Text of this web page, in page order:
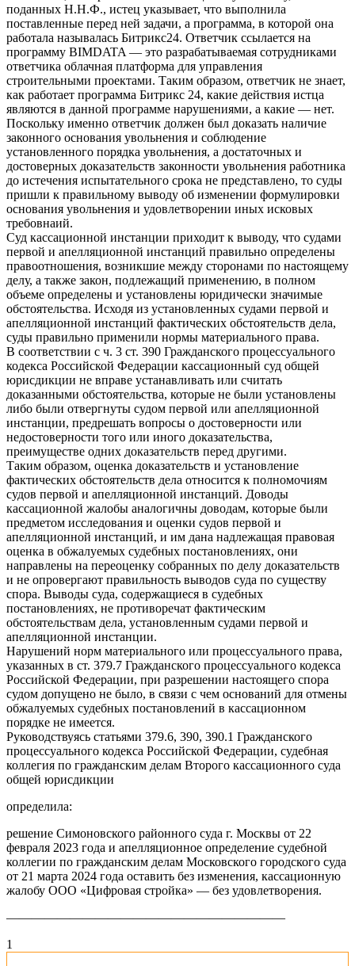
поданных Н.Н.Ф., истец указывает, что выполнила
поставленные перед ней задачи, а программа, в которой она
работала называлась Битрикс24. Ответчик ссылается на
программу BIMDATA — это разрабатываемая сотрудниками
ответчика облачная платформа для управления
строительными проектами. Таким образом, ответчик не знает,
как работает программа Битрикс 24, какие действия истца
являются в данной программе нарушениями, а какие — нет.
Поскольку именно ответчик должен был доказать наличие
законного основания увольнения и соблюдение
установленного порядка увольнения, а достаточных и
достоверных доказательств законности увольнения работника
до истечения испытательного срока не представлено, то суды
пришли к правильному выводу об изменении формулировки
основания увольнения и удовлетворении иных исковых
требовнаий.
Суд кассационной инстанции приходит к выводу, что судами
первой и апелляционной инстанций правильно определены
правоотношения, возникшие между сторонами по настоящему
делу, а также закон, подлежащий применению, в полном
объеме определены и установлены юридически значимые
обстоятельства. Исходя из установленных судами первой и
апелляционной инстанций фактических обстоятельств дела,
суды правильно применили нормы материального права.
В соответствии с ч. 3 ст. 390 Гражданского процессуального
кодекса Российской Федерации кассационный суд общей
юрисдикции не вправе устанавливать или считать
доказанными обстоятельства, которые не были установлены
либо были отвергнуты судом первой или апелляционной
инстанции, предрешать вопросы о достоверности или
недостоверности того или иного доказательства,
преимуществе одних доказательств перед другими.
Таким образом, оценка доказательств и установление
фактических обстоятельств дела относится к полномочиям
судов первой и апелляционной инстанций. Доводы
кассационной жалобы аналогичны доводам, которые были
предметом исследования и оценки судов первой и
апелляционной инстанций, и им дана надлежащая правовая
оценка в обжалуемых судебных постановлениях, они
направлены на переоценку собранных по делу доказательств
и не опровергают правильность выводов суда по существу
спора. Выводы суда, содержащиеся в судебных
постановлениях, не противоречат фактическим
обстоятельствам дела, установленным судами первой и
апелляционной инстанции.
Нарушений норм материального или процессуального права,
указанных в ст. 379.7 Гражданского процессуального кодекса
Российской Федерации, при разрешении настоящего спора
судом допущено не было, в связи с чем оснований для отмены
обжалуемых судебных постановлений в кассационном
порядке не имеется.
Руководствуясь статьями 379.6, 390, 390.1 Гражданского
процессуального кодекса Российской Федерации, судебная
коллегия по гражданским делам Второго кассационного суда
общей юрисдикции
определила:
решение Симоновского районного суда г. Москвы от 22
февраля 2023 года и апелляционное определение судебной
коллегии по гражданским делам Московского городского суда
от 21 марта 2024 года оставить без изменения, кассационную
жалобу ООО «Цифровая стройка» — без удовлетворения.
——————————————————————
1